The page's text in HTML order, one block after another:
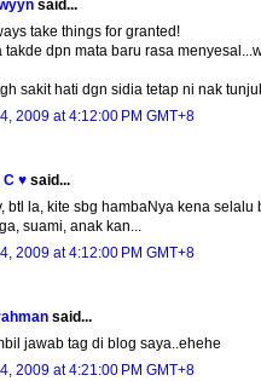
said...
take things for granted!
takde dpn mata baru rasa
sakit hati dgn sidia tetap ni nak
2009 at 4:12:00 PM GMT+8
C ♥ said...
btl la, kite sbg hambaNya kena
suami, anak kan...
2009 at 4:12:00 PM GMT+8
said...
jawab tag di blog saya..ehehe
2009 at 4:21:00 PM GMT+8